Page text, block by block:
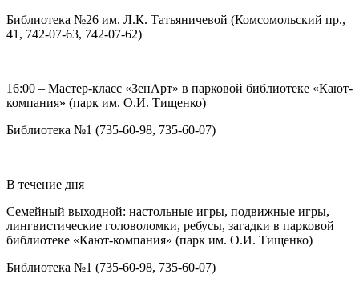
Библиотека №26 им. Л.К. Татьяничевой (Комсомольский пр.,
41, 742-07-63, 742-07-62)
16:00 – Мастер-класс «ЗенАрт» в парковой библиотеке «Кают-
компания» (парк им. О.И. Тищенко)
Библиотека №1 (735-60-98, 735-60-07)
В течение дня
Семейный выходной: настольные игры, подвижные игры,
лингвистические головоломки, ребусы, загадки в парковой
библиотеке «Кают-компания» (парк им. О.И. Тищенко)
Библиотека №1 (735-60-98, 735-60-07)